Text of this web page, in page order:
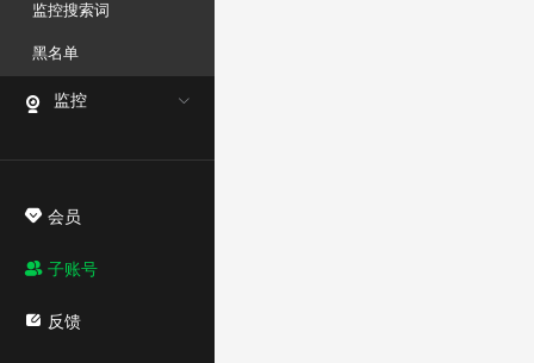
监控搜索词
黑名单
监控
会员
子账号
反馈